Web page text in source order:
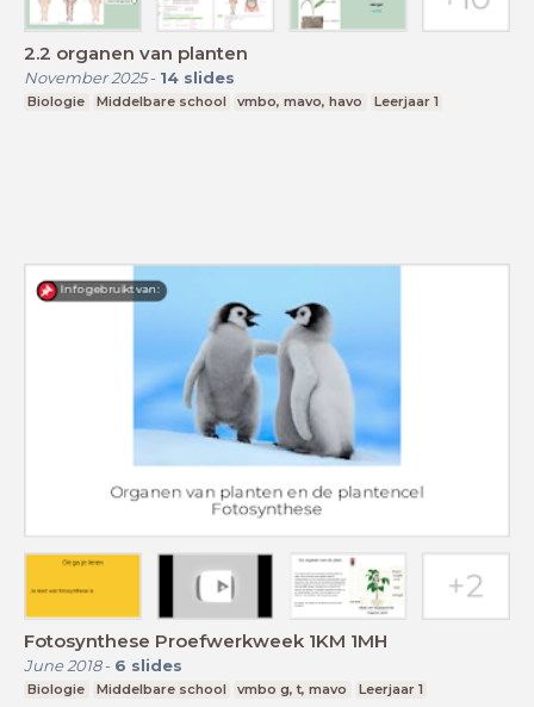
2.2 organen van planten
November 2025- 14 slides
Biologie Middelbare school vmbo, mavo, havo Leerjaar 1
Fotosynthese Proefwerkweek 1KM 1MH
June 2018- 6 slides
Biologie Middelbare school vmbo g, t, mavo Leerjaar 1